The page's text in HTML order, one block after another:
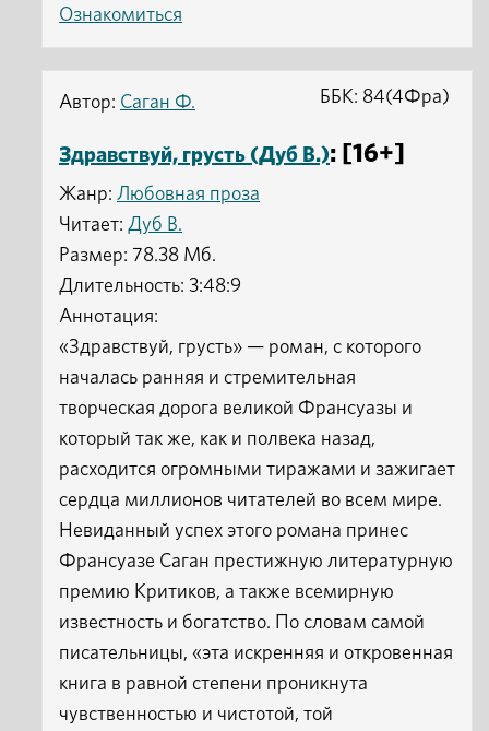
Ознакомиться
Автор: Саган Ф.
Здравствуй, грусть (Дуб В.): [16+]
Жанр: Любовная проза
Читает: Дуб В.
ББК: 84(4Фра)
Размер: 78.38 Мб.
Длительность: 3:48:9
Аннотация:
«Здравствуй, грусть» — роман, с которого
началась ранняя и стремительная
творческая дорога великой Франсуазы и
который так же, как и полвека назад,
расходится огромными тиражами и зажигает
сердца миллионов читателей во всем мире.
Невиданный успех этого романа принес
Франсуазе Саган престижную литературную
премию Критиков, а также всемирную
известность и богатство. По словам самой
писательницы, «эта искренняя и откровенная
книга в равной степени проникнута
чувственностью и чистотой, той